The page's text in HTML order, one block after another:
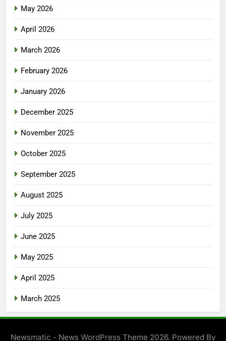
May 2026
April 2026
March 2026
February 2026
January 2026
December 2025
November 2025
October 2025
September 2025
August 2025
July 2025
June 2025
May 2025
April 2025
March 2025
Newsmatic - News WordPress Theme 2026. Powered By